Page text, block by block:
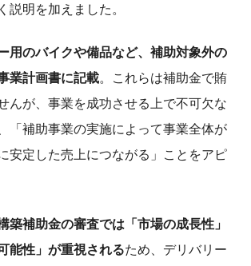
説明を加えました。
用のバイクや備品など、補助対象外の
業計画書に記載。これらは補助金で賄
んが、事業を成功させる上で不可欠な
「補助事業の実施によって事業全体が
安定した売上につながる」ことをアピ
築補助金の審査では「市場の成長性」
能性」が重視されるため、デリバリー